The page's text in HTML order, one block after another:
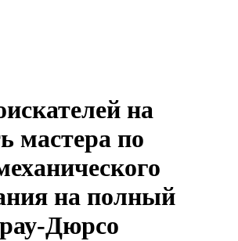
на
мастера по
на полный
Дюрсо